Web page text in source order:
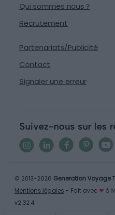
Qui sommes nous ?
Recrutement
Partenariats/Publicité
Contact
Signaler une erreur
Suivez-nous sur les
© 2013-2026 Generation Voyage
Mentions légales - Fait avec ❤ à
v2.32.4